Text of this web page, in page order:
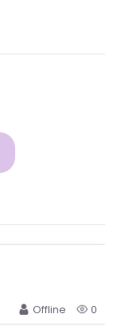
Offline
0